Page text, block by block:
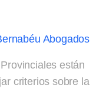
Abogados
están
criterios sobre la